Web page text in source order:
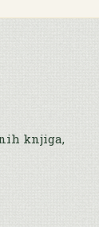
knjiga,